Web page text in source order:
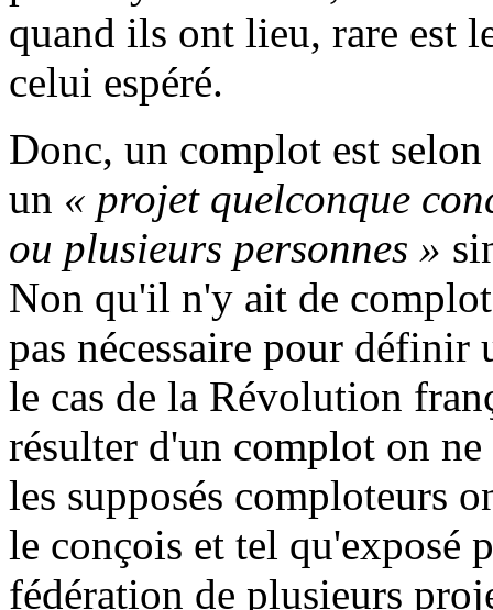
quand ils ont lieu, rare est
celui espéré.
Donc, un complot est
un « projet quelconque
ou plusieurs personnes »
Non qu'il n'y ait de
pas nécessaire pour
le cas de la Révolution
résulter d'un complot on
les supposés comploteurs
le conçois et tel qu'exposé
fédération de plusieurs